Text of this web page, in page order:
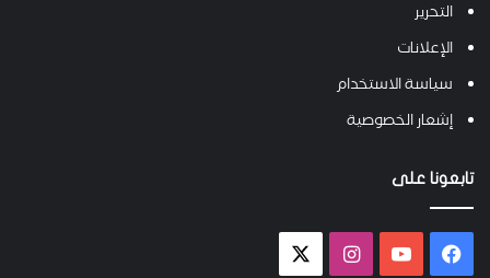
التحرير
الإعلانات
سياسة الاستخدام
إشعار الخصوصية
تابعونا على
فيسبوك يوتيوب انستقرام